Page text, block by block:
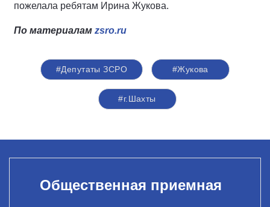
пожелала ребятам Ирина Жукова.
По материалам zsro.ru
#Депутаты ЗСРО #Жукова
#г.Шахты
Общественная приемная